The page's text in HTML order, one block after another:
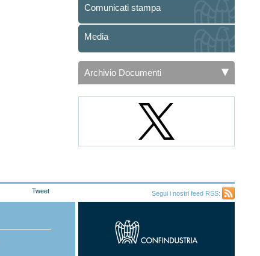
Comunicati stampa
Media
Archivio Documenti
Segui i nostri feed RSS:
Feed
Tweet